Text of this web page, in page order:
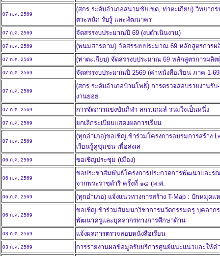
07 ก.ค. 2569
(สกร.ระดับอำเภอสนามชัยเขต, ท่าตะเกียบ) วิทยาก
ตระหนัก รับรู้ และพัฒนาคร
07 ก.ค. 2569 จัดสรรงบประมาณปี 69 (งบดำเนินงาน)
07 ก.ค. 2569 (พนมสารคาม) จัดสรรงบประมาณ 69 หลักสูตรการผ
07 ก.ค. 2569 (ท่าตะเกียบ) จัดสรรงบประมาณ 69 หลักสูตรการผลิ
07 ก.ค. 2569 จัดสรรงบประมาณปี 2569 (ค่าหนังสือเรียน ภาค 1-
07 ก.ค. 2569
(สกร.ระดับอำเภอบ้านโพธิ์) การตรวจสอบรายงานรั
งานย่อย
07 ก.ค. 2569 การจัดการแข่งขันกีฬา สกร.เกมส์ รวมใจเป็นหนึ่ง
07 ก.ค. 2569 ยกเลิกระเบียบแสดงผลการเรียน
07 ก.ค. 2569
(ทุกอำเภอ)ขอเชิญเข้าร่วมโครงการอบรมการสร้าง
เรียนรู้คู่ชุมชน เพื่อส่งเส
06 ก.ค. 2569 ขอเชิญประชุม (เมือง)
06 ก.ค. 2569
ขอประชาสัมพันธ์โครงการประกวดการพัฒนาและร
จากพระราชดำริ ครั้งที่ ๑๔ (พ.ศ.
06 ก.ค. 2569 (ทุกอำเภอ) แจ้งแนวทางการสร้าง T-Map : ปักหมุด
06 ก.ค. 2569
ขอเชิญเข้าร่วมสัมมนาวิชาการนวัตกรรมครู บุคลาก
พัฒนาครูและบุคลากรทางการศึกษาด้าน
03 ก.ค. 2569 แจ้งผลการตรวจสอบหนังสือเรียน
03 ก.ค. 2569 การรายงานผลข้อมูลรับบริการศูนย์แนะแนวและให้ค